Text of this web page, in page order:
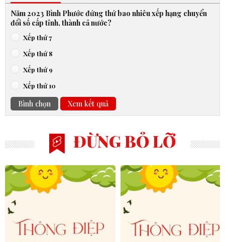
Năm 2023 Bình Phước đứng thứ bao nhiêu xếp hạng chuyển
đổi số cấp tỉnh, thành cả nước?
Xếp thứ 7
Xếp thứ 8
Xếp thứ 9
Xếp thứ 10
Bình chọn Xem kết quả
ĐỪNG BỎ LỠ